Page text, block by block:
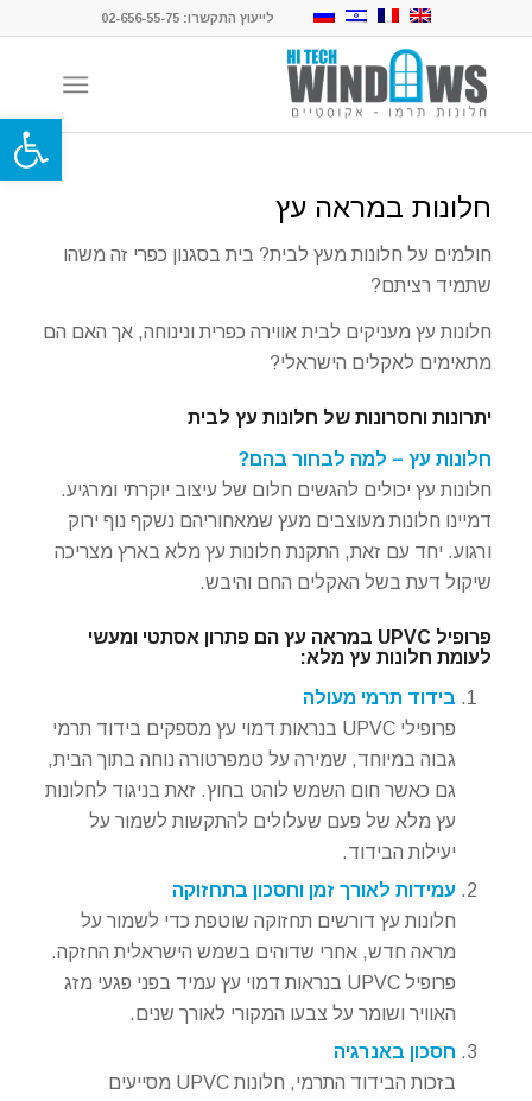
פתח
לייעוץ התקשרו: 02-656-55-75
חלונות במראה עץ
חולמים על חלונות מעץ לבית? בית בסגנון כפרי זה משהו
שתמיד רציתם?
חלונות עץ מעניקים לבית אווירה כפרית ונינוחה, אך האם הם
מתאימים לאקלים הישראלי?
יתרונות וחסרונות של חלונות עץ לבית
חלונות עץ – למה לבחור בהם?
חלונות עץ יכולים להגשים חלום של עיצוב יוקרתי ומרגיע.
דמיינו חלונות מעוצבים מעץ שמאחוריהם נשקף נוף ירוק
ורגוע. יחד עם זאת, התקנת חלונות עץ מלא בארץ מצריכה
שיקול דעת בשל האקלים החם והיבש.
פרופיל UPVC במראה עץ הם פתרון אסתטי ומעשי
לעומת חלונות עץ מלא:
בידוד תרמי מעולה
פרופילי UPVC בנראות דמוי עץ מספקים בידוד תרמי
גבוה במיוחד, שמירה על טמפרטורה נוחה בתוך הבית,
גם כאשר חום השמש לוהט בחוץ. זאת בניגוד לחלונות
עץ מלא של פעם שעלולים להתקשות לשמור על
יעילות הבידוד.
עמידות לאורך זמן וחסכון בתחזוקה
חלונות עץ דורשים תחזוקה שוטפת כדי לשמור על
מראה חדש, אחרי שדוהים בשמש הישראלית החזקה.
פרופיל UPVC בנראות דמוי עץ עמיד בפני פגעי מזג
האוויר ושומר על צבעו המקורי לאורך שנים.
חסכון באנרגיה
בזכות הבידוד התרמי, חלונות UPVC מסייעים